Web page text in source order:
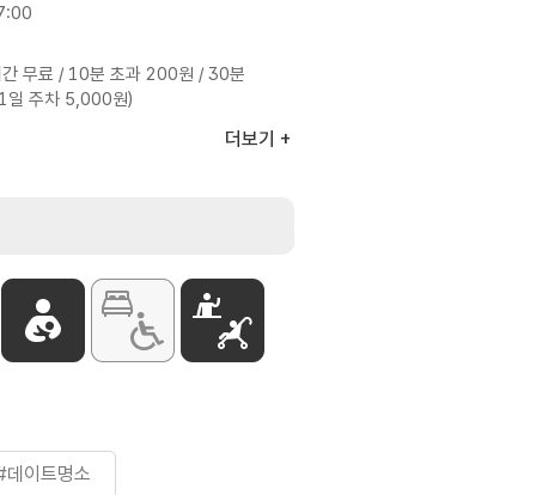
간 무료 / 10분 초과 200원 / 30분
일 주차 5,000원)
보장법」적용 수급권자 및
더보기
데이트명소